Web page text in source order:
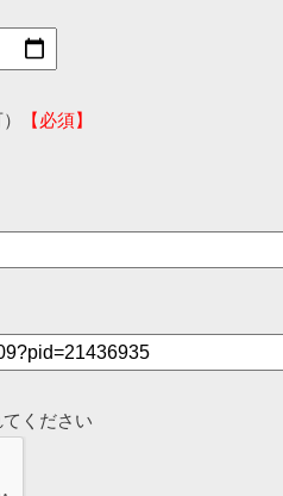
【必須】
ください